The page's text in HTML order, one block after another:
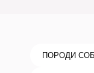
ПОРОДИ